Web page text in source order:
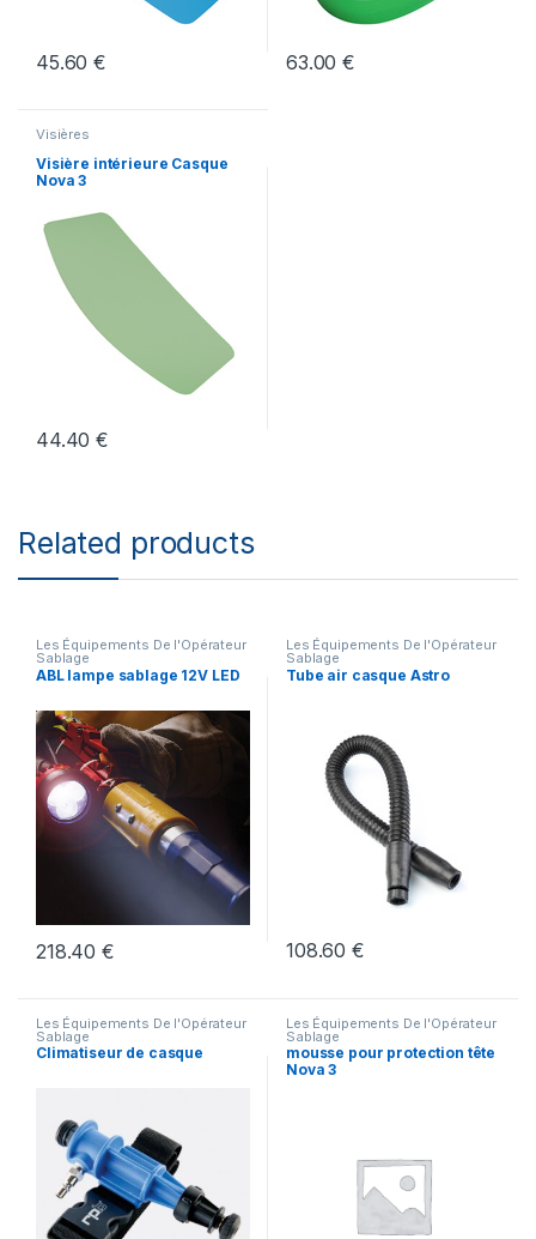
45.60€ 63.00€
Visières
Visière intérieure Casque
Nova 3
44.40€
Related products
Les Équipements De l'Opérateur
Sablage
ABL lampe sablage 12V LED
218.40€
Les Équipements De l'Opérateur
Sablage
Tube air casque Astro
108.60€
Les Équipements De l'Opérateur
Sablage
Climatiseur de casque
Les Équipements De l'Opérateur
Sablage
mousse pour protection tête
Nova 3